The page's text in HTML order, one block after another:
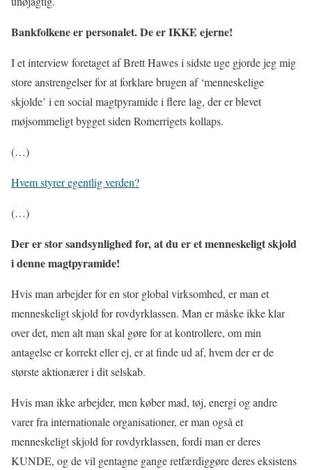
Bankfolkene er personalet. De er IKKE ejerne!
I et interview foretaget af Brett Hawes i sidste uge gjorde jeg mig
store anstrengelser for at forklare brugen af ‘menneskelige
skjolde’ i en social magtpyramide i flere lag, der er blevet
møjsommeligt bygget siden Romerrigets kollaps.
(…)
Hvem styrer egentlig verden?
(…)
Der er stor sandsynlighed for, at du er et menneskeligt skjold
i denne magtpyramide!
Hvis man arbejder for en stor global virksomhed, er man et
menneskeligt skjold for rovdyrklassen. Man er måske ikke klar
over det, men alt man skal gøre for at kontrollere, om min
antagelse er korrekt eller ej, er at finde ud af, hvem der er de
største aktionærer i dit selskab.
Hvis man ikke arbejder, men køber mad, tøj, energi og andre
varer fra internationale organisationer, er man også et
menneskeligt skjold for rovdyrklassen, fordi man er deres
KUNDE, og de vil gentagne gange retfærdiggøre deres eksistens